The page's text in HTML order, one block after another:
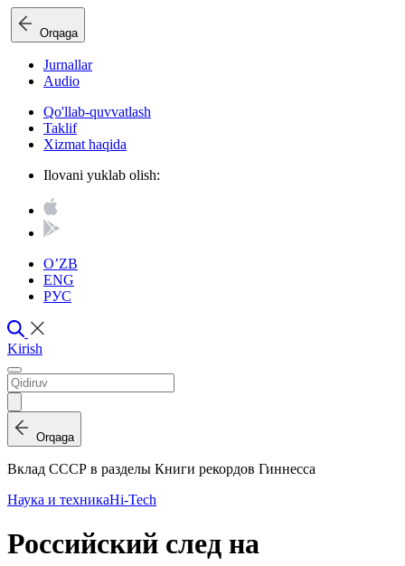
Orqaga
Jurnallar
Audio
Qo'llab-quvvatlash
Taklif
Xizmat haqida
Ilovani yuklab olish:
O’ZB
ENG
РУС
Kirish
Orqaga
Вклад СССР в разделы Книги рекордов Гиннесса
Наука и техникаHi-Tech
Российский след на